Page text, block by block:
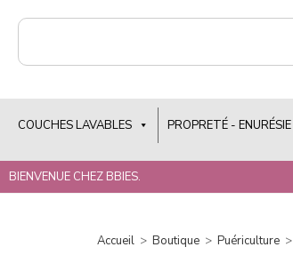
COUCHES LAVABLES PROPRETÉ - ENURÉSIE
BIENVENUE CHEZ BBIES.
Accueil > Boutique > Puériculture >